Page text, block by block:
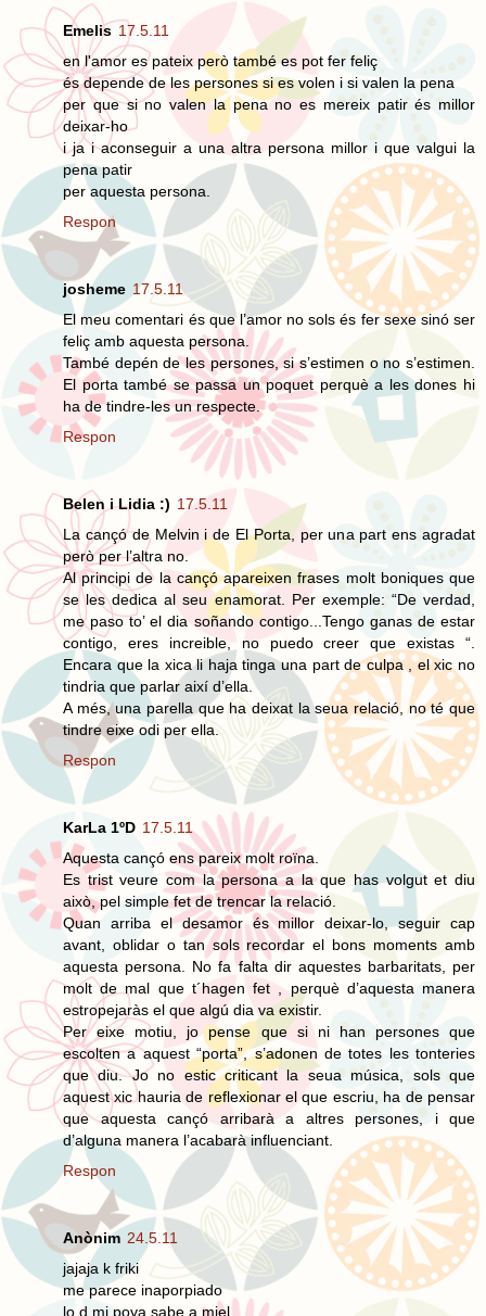
Emelis 17.5.11
en l'amor es pateix però també es pot fer feliç
és depende de les persones si es volen i si valen la pena
per que si no valen la pena no es mereix patir és millor
deixar-ho
i ja i aconseguir a una altra persona millor i que valgui la
pena patir
per aquesta persona.
Respon
josheme 17.5.11
El meu comentari és que l’amor no sols és fer sexe sinó ser
feliç amb aquesta persona.
També depén de les persones, si s’estimen o no s’estimen.
El porta també se passa un poquet perquè a les dones hi
ha de tindre-les un respecte.
Respon
Belen i Lidia :) 17.5.11
La cançó de Melvin i de El Porta, per una part ens agradat
però per l’altra no.
Al principi de la cançó apareixen frases molt boniques que
se les dedica al seu enamorat. Per exemple: “De verdad,
me paso to’ el dia soñando contigo...Tengo ganas de estar
contigo, eres increible, no puedo creer que existas “.
Encara que la xica li haja tinga una part de culpa , el xic no
tindria que parlar així d’ella.
A més, una parella que ha deixat la seua relació, no té que
tindre eixe odi per ella.
Respon
KarLa 1ºD 17.5.11
Aquesta cançó ens pareix molt roïna.
Es trist veure com la persona a la que has volgut et diu
això, pel simple fet de trencar la relació.
Quan arriba el desamor és millor deixar-lo, seguir cap
avant, oblidar o tan sols recordar el bons moments amb
aquesta persona. No fa falta dir aquestes barbaritats, per
molt de mal que t´hagen fet , perquè d’aquesta manera
estropejaràs el que algú dia va existir.
Per eixe motiu, jo pense que si ni han persones que
escolten a aquest “porta”, s’adonen de totes les tonteries
que diu. Jo no estic criticant la seua música, sols que
aquest xic hauria de reflexionar el que escriu, ha de pensar
que aquesta cançó arribarà a altres persones, i que
d’alguna manera l’acabarà influenciant.
Respon
Anònim 24.5.11
jajaja k friki
me parece inaporpiado
lo d mi poya sabe a miel